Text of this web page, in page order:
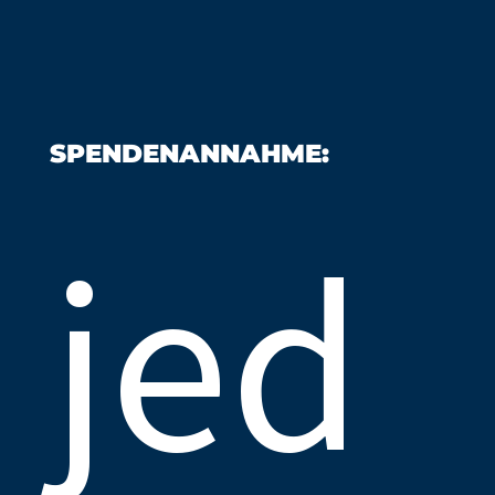
SPENDENANNAHME:
jed